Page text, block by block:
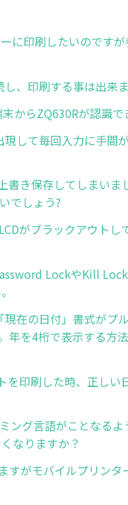
に印刷したいのですが
、印刷する事は出来
らZQ630Rが認識で
して毎回入力に手間
書き保存してしまいま
でしょう?
がブラックアウトし
LockやKill
在の日付」書式がプ
年を4桁で表示する方
を印刷した時、正しい
グ言語がことなるよ
なりますか？
すがモバイルプリンタ